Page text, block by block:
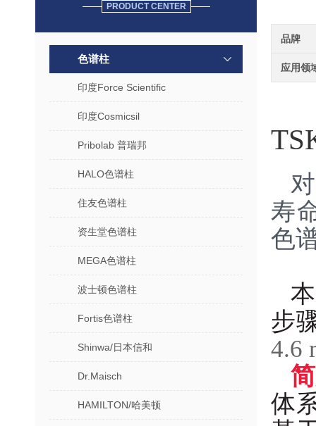
PRODUCT CENTER
色谱柱
印度Force Scientific
印度Cosmicsil
Pribolab 普瑞邦
HALO色谱柱
住友色谱柱
资生堂色谱柱
MEGA色谱柱
波士顿色谱柱
Fortis色谱柱
Shinwa/日本信和
Dr.Maisch
HAMILTON/哈美顿
品牌
应用领
寿
色
步
4.6
体